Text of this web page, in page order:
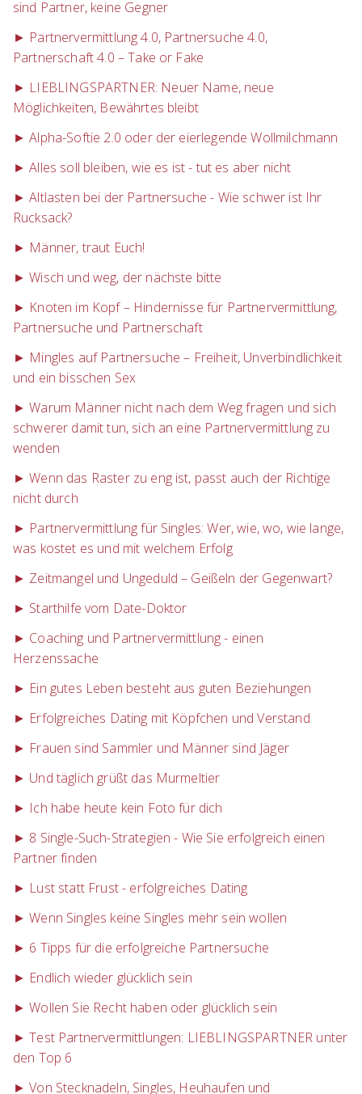
sind Partner, keine Gegner
► Partnervermittlung 4.0, Partnersuche 4.0,
Partnerschaft 4.0 – Take or Fake
► LIEBLINGSPARTNER: Neuer Name, neue
Möglichkeiten, Bewährtes bleibt
► Alpha-Softie 2.0 oder der eierlegende Wollmilchmann
► Alles soll bleiben, wie es ist - tut es aber nicht
► Altlasten bei der Partnersuche - Wie schwer ist Ihr
Rucksack?
► Männer, traut Euch!
► Wisch und weg, der nächste bitte
► Knoten im Kopf – Hindernisse für Partnervermittlung,
Partnersuche und Partnerschaft
► Mingles auf Partnersuche – Freiheit, Unverbindlichkeit
und ein bisschen Sex
► Warum Männer nicht nach dem Weg fragen und sich
schwerer damit tun, sich an eine Partnervermittlung zu
wenden
► Wenn das Raster zu eng ist, passt auch der Richtige
nicht durch
► Partnervermittlung für Singles: Wer, wie, wo, wie lange,
was kostet es und mit welchem Erfolg
► Zeitmangel und Ungeduld – Geißeln der Gegenwart?
► Starthilfe vom Date-Doktor
► Coaching und Partnervermittlung - einen
Herzenssache
► Ein gutes Leben besteht aus guten Beziehungen
► Erfolgreiches Dating mit Köpfchen und Verstand
► Frauen sind Sammler und Männer sind Jäger
► Und täglich grüßt das Murmeltier
► Ich habe heute kein Foto für dich
► 8 Single-Such-Strategien - Wie Sie erfolgreich einen
Partner finden
► Lust statt Frust - erfolgreiches Dating
► Wenn Singles keine Singles mehr sein wollen
► 6 Tipps für die erfolgreiche Partnersuche
► Endlich wieder glücklich sein
► Wollen Sie Recht haben oder glücklich sein
► Test Partnervermittlungen: LIEBLINGSPARTNER unter
den Top 6
► Von Stecknadeln, Singles, Heuhaufen und